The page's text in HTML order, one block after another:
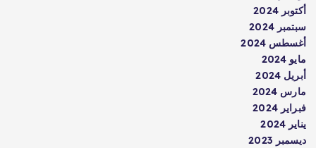
أكتوبر 2024
سبتمبر 2024
أغسطس 2024
مايو 2024
أبريل 2024
مارس 2024
فبراير 2024
يناير 2024
ديسمبر 2023